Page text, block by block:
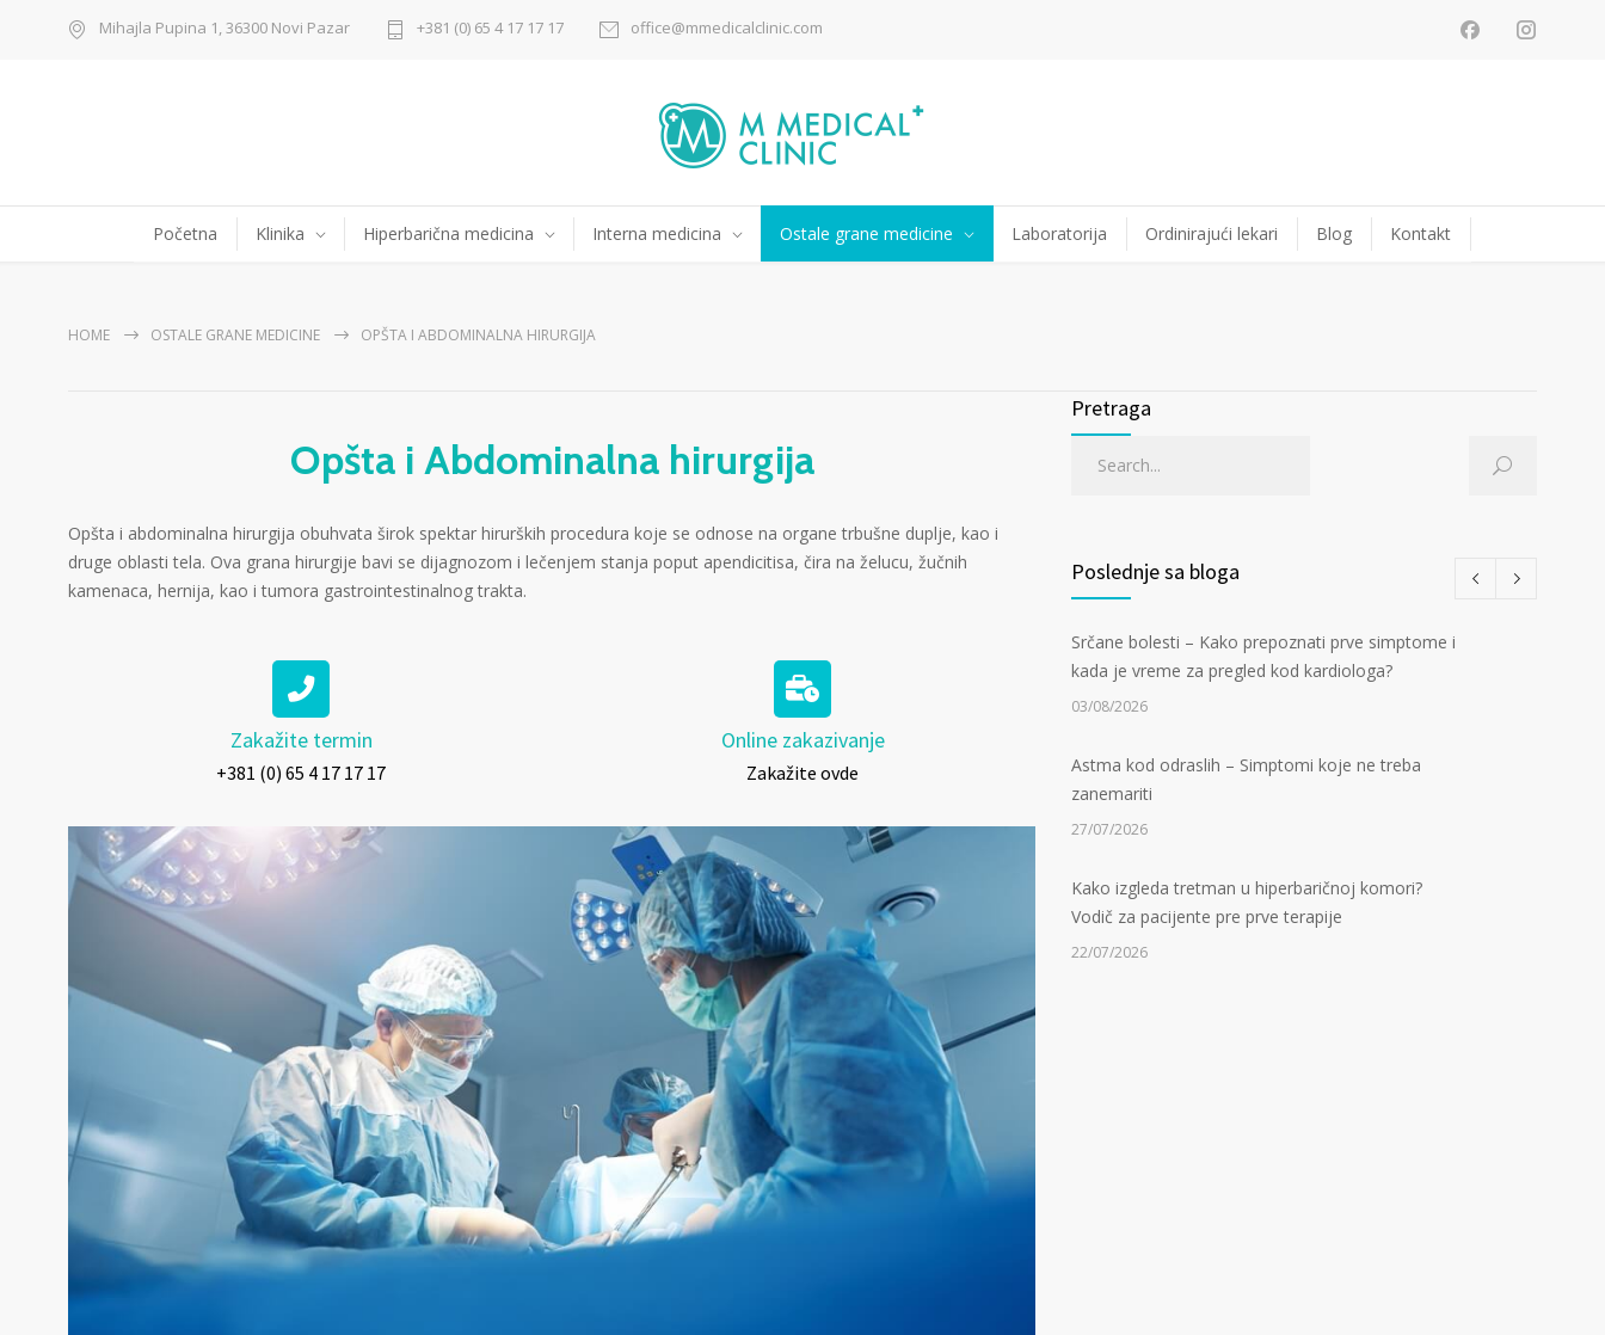
Mihajla Pupina 1, 36300 Novi Pazar +381 (0) 65 4 17 17 17 office@mmedicalclinic.com
Početna Klinika Hiperbarična medicina Interna medicina Ostale grane medicine Laboratorija Ordinirajući lekari Blog Kontakt
HOME OSTALE GRANE MEDICINE OPŠTA I ABDOMINALNA HIRURGIJA
Opšta i Abdominalna hirurgija
Opšta i abdominalna hirurgija obuhvata širok spektar hirurških procedura koje se odnose na organe trbušne duplje, kao i
druge oblasti tela. Ova grana hirurgije bavi se dijagnozom i lečenjem stanja poput apendicitisa, čira na želucu, žučnih
kamenaca, hernija, kao i tumora gastrointestinalnog trakta.
Zakažite termin
+381 (0) 65 4 17 17 17
Online zakazivanje
Zakažite ovde
Pretraga
Poslednje sa bloga
Srčane bolesti – Kako prepoznati prve simptome i
kada je vreme za pregled kod kardiologa?
03/08/2026
Astma kod odraslih – Simptomi koje ne treba
zanemariti
27/07/2026
Kako izgleda tretman u hiperbaričnoj komori?
Vodič za pacijente pre prve terapije
22/07/2026